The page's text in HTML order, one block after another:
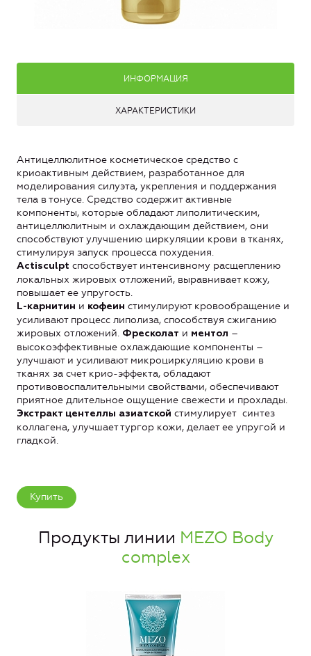
ИНФОРМАЦИЯ
ХАРАКТЕРИСТИКИ
Антицеллюлитное косметическое средство с
криоактивным действием, разработанное для
моделирования силуэта, укрепления и поддержания
тела в тонусе. Средство содержит активные
компоненты, которые обладают липолитическим,
антицеллюлитным и охлаждающим действием, они
способствуют улучшению циркуляции крови в тканях,
стимулируя запуск процесса похудения.
Actisculpt способствует интенсивному расщеплению
локальных жировых отложений, выравнивает кожу,
повышает ее упругость.
L-карнитин и кофеин стимулируют кровообращение и
усиливают процесс липолиза, способствуя сжиганию
жировых отложений. Фресколат и ментол –
высокоэффективные охлаждающие компоненты –
улучшают и усиливают микроциркуляцию крови в
тканях за счет крио-эффекта, обладают
противовоспалительными свойствами, обеспечивают
приятное длительное ощущение свежести и прохлады.
Экстракт центеллы азиатской стимулирует синтез
коллагена, улучшает тургор кожи, делает ее упругой и
гладкой.
Купить
Продукты линии MEZO Body
complex